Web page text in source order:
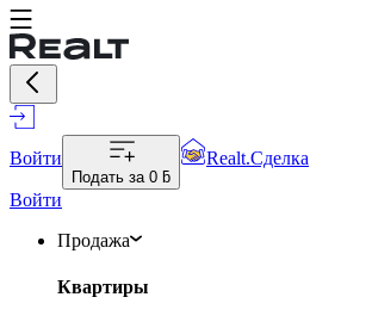
Войти
Подать за 0 ƃ
Realt.Сделка
Войти
Продажа
Квартиры